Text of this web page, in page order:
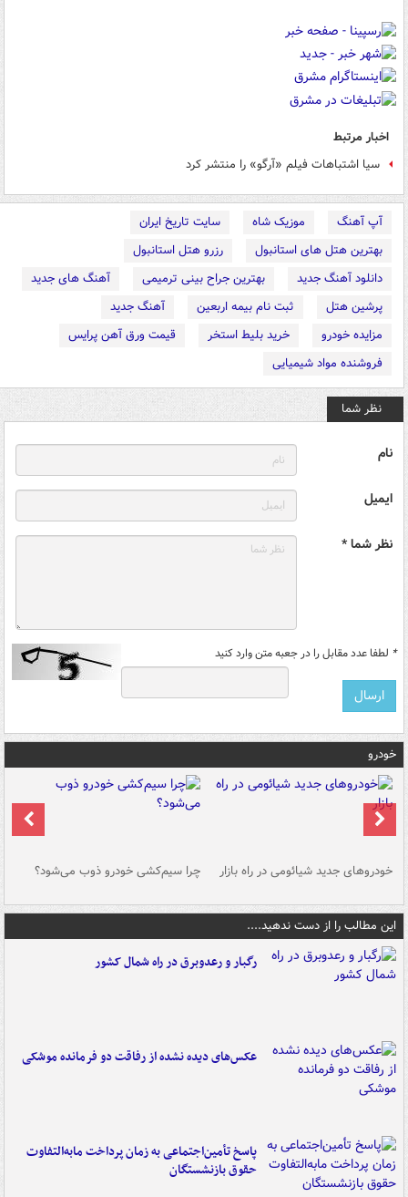
اخبار مرتبط
سیا اشتباهات فیلم «آرگو» را منتشر کرد
آپ آهنگ موزیک شاه
سایت تاریخ ایران
بهترین هتل های استانبول
رزرو هتل استانبول
دانلود آهنگ جدید
بهترین جراح بینی ترمیمی
آهنگ های جدید
پرشین هتل
ثبت نام بیمه اربعین
آهنگ جدید
مزایده خودرو
خرید بلیط استخر
قیمت ورق آهن پرایس
فروشنده مواد شیمیایی
نظر شما
نام
ایمیل
نظر شما *
* لطفا عدد مقابل را در جعبه متن وارد کنید
خودرو
خودروهای جدید شیائومی در راه بازار چرا سیم‌کشی خودرو ذوب می‌شود؟
این مطالب را از دست ندهید....
رگبار و رعدوبرق در راه شمال کشور
عکس‌های دیده نشده از رفاقت دو فرمانده‌ موشکی
پاسخ تأمین‌اجتماعی به زمان پرداخت مابه‌التفاوت
حقوق بازنشستگان